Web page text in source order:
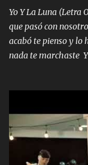
quiero que sea
quieres en ese
madre no quiero
chile quisiera ser
encierra princesa tu
Yo Y La Luna (Letra
que pasó con
acabó te pienso y lo
nada te marchaste
pero eso ya no va a
mirabas bonito si
duele no tenerte
cantamos y por ti